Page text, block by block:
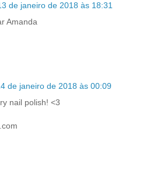
de janeiro de 2018 às 18:31
Amanda
de janeiro de 2018 às 00:09
nail polish! <3